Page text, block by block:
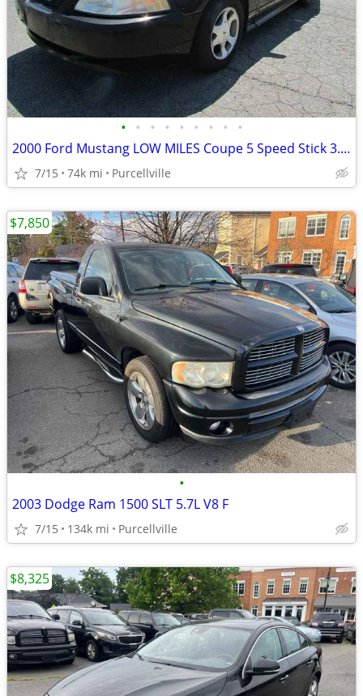
• • • • • • • • •
2000 Ford Mustang LOW MILES Coupe 5 Speed Stick 3.8 V6 1-Owner
7/15 74k mi Purcellville
•
2003 Dodge Ram 1500 SLT 5.7L V8 F
7/15 134k mi Purcellville
$7,850
$8,325